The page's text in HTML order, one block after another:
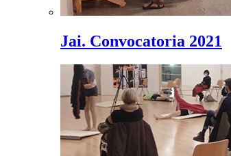
Jai. Convocatoria 2021